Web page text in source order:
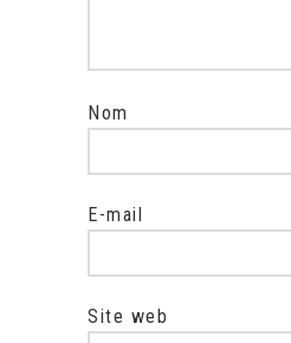
Nom
E-mail
Site web